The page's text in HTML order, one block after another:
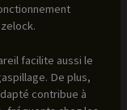
facilite aussi le
De plus,
contribue à